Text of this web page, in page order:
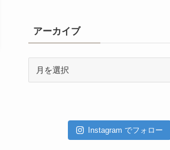
アーカイブ
Instagram でフォロー